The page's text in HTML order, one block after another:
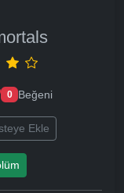
0 Beğeni
Ekle